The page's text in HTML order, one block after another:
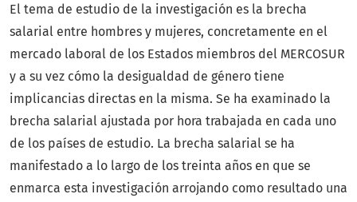
El tema de estudio de la investigación es la brecha
salarial entre hombres y mujeres, concretamente en el
mercado laboral de los Estados miembros del MERCOSUR
y a su vez cómo la desigualdad de género tiene
implicancias directas en la misma. Se ha examinado la
brecha salarial ajustada por hora trabajada en cada uno
de los países de estudio. La brecha salarial se ha
manifestado a lo largo de los treinta años en que se
enmarca esta investigación arrojando como resultado una